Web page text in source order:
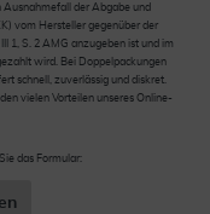
der Abgabe und
vom Hersteller gegenüber der
1, S. 2 AMG anzugeben ist und im
wird. Bei Doppelpackungen
schnell, zuverlässig und diskret.
vielen Vorteilen unseres Online-
das Formular: